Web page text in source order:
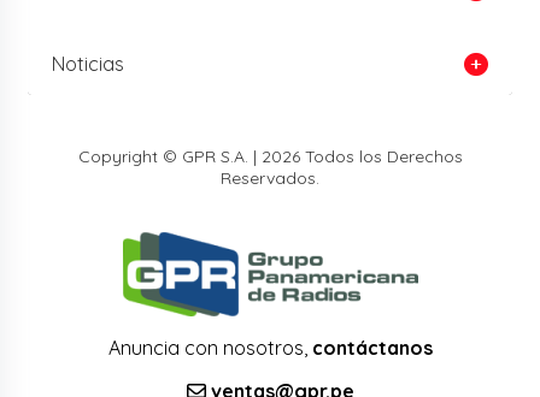
Noticias
Copyright © GPR S.A. | 2026 Todos los Derechos
Reservados.
Anuncia con nosotros, contáctanos
ventas@gpr.pe